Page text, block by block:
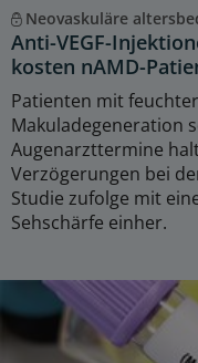
Neovaskuläre
Anti-VEGF-
kosten nAMD-
Patienten mit
Makuladegeneration
Augenarzttermine
Verzögerungen bei
Studie zufolge mit
Sehschärfe einher.